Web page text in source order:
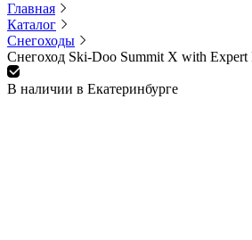
Главная
Каталог
Снегоходы
Снегоход Ski-Doo Summit X with Expert
В наличии в Екатеринбурге